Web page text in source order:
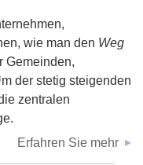
wie man den Weg
Gemeinden,
der stetig steigenden
zentralen
Erfahren Sie mehr